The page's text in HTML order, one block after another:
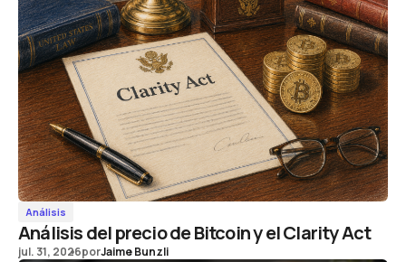
Análisis
Análisis del precio de Bitcoin y el Clarity Act
jul. 31, 2026porJaime Bunzli